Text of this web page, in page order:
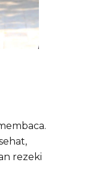
rezeki